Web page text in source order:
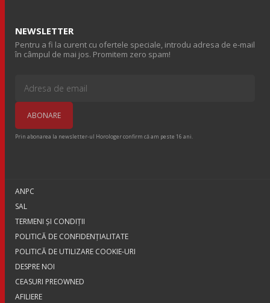
NEWSLETTER
Pentru a fi la curent cu ofertele speciale, introdu adresa de e-mail
în câmpul de mai jos. Promitem zero spam!
Prin abonarea la newsletter-ul Horologer confirm că am peste 16 ani.
ANPC
SAL
TERMENI ŞI CONDIŢII
POLITICĂ DE CONFIDENȚIALITATE
POLITICĂ DE UTILIZARE COOKIE-URI
DESPRE NOI
CEASURI PREOWNED
AFILIERE